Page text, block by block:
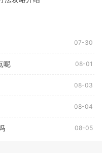
07-30
呢 08-01
08-03
08-04
08-05